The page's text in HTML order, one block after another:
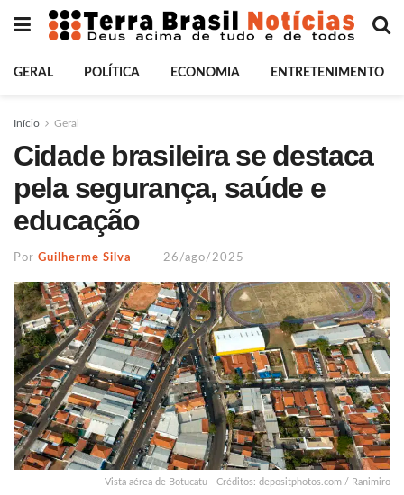
GERAL POLÍTICA ECONOMIA ENTRETENIMENTO
Início Geral
Cidade brasileira se destaca
pela segurança, saúde e
educação
Por Guilherme Silva 26/ago/2025
Vista aérea de Botucatu - Créditos: depositphotos.com / Ranimiro